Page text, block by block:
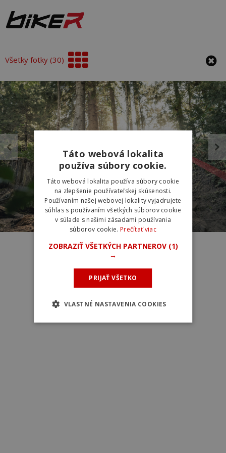
Všetky fotky (30)
Foto: Red Bull Content Pool
Táto webová lokalita
používa súbory cookie.
Táto webová lokalita používa súbory cookie
na zlepšenie používateľskej skúsenosti.
Používaním našej webovej lokality vyjadrujete
súhlas s používaním všetkých súborov cookie
v súlade s našimi zásadami používania
súborov cookie. Prečítať viac
ZOBRAZIŤ VŠETKÝCH PARTNEROV (1)
→
PRIJAŤ VŠETKO
VLASTNÉ NASTAVENIA COOKIES